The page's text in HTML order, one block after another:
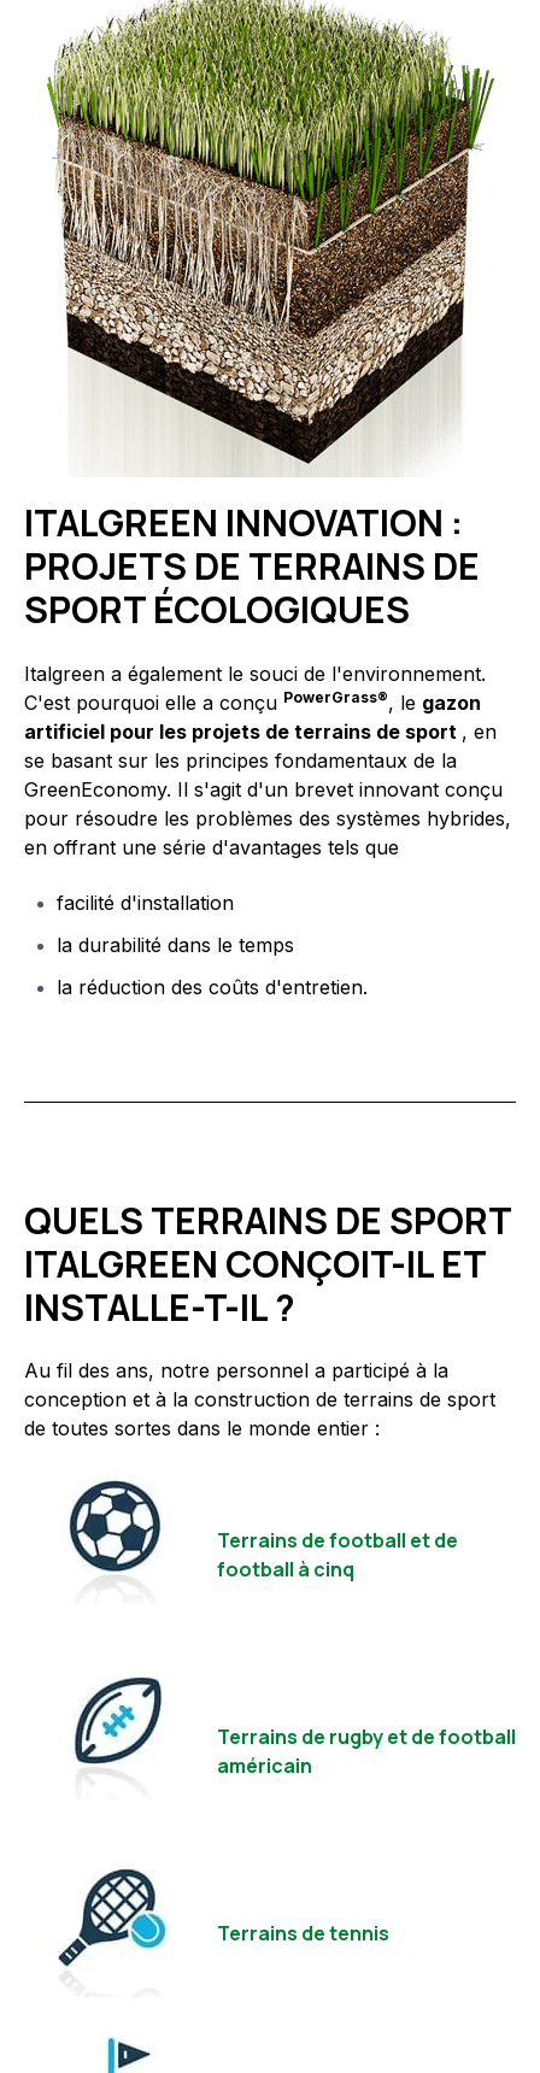
ITALGREEN INNOVATION :
PROJETS DE TERRAINS DE
SPORT ÉCOLOGIQUES
Italgreen a également le souci de l'environnement.
C'est pourquoi elle a conçu PowerGrass®, le gazon
artificiel pour les projets de terrains de sport , en
se basant sur les principes fondamentaux de la
GreenEconomy. Il s'agit d'un brevet innovant conçu
pour résoudre les problèmes des systèmes hybrides,
en offrant une série d'avantages tels que
facilité d'installation
la durabilité dans le temps
la réduction des coûts d'entretien.
QUELS TERRAINS DE SPORT
ITALGREEN CONÇOIT-IL ET
INSTALLE-T-IL ?
Au fil des ans, notre personnel a participé à la
conception et à la construction de terrains de sport
de toutes sortes dans le monde entier :
Terrains de football et de
football à cinq
Terrains de rugby et de football
américain
Terrains de tennis